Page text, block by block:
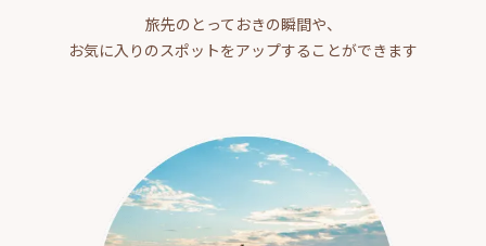
旅先のとっておきの瞬間や、
お気に入りのスポットをアップすることができます